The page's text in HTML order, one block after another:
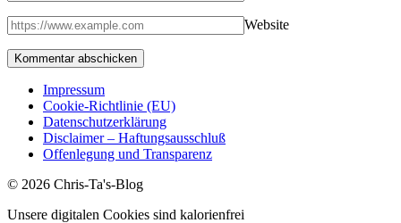
Website
Impressum
Cookie-Richtlinie (EU)
Datenschutzerklärung
Disclaimer – Haftungsausschluß
Offenlegung und Transparenz
© 2026 Chris-Ta's-Blog
Unsere digitalen Cookies sind kalorienfrei